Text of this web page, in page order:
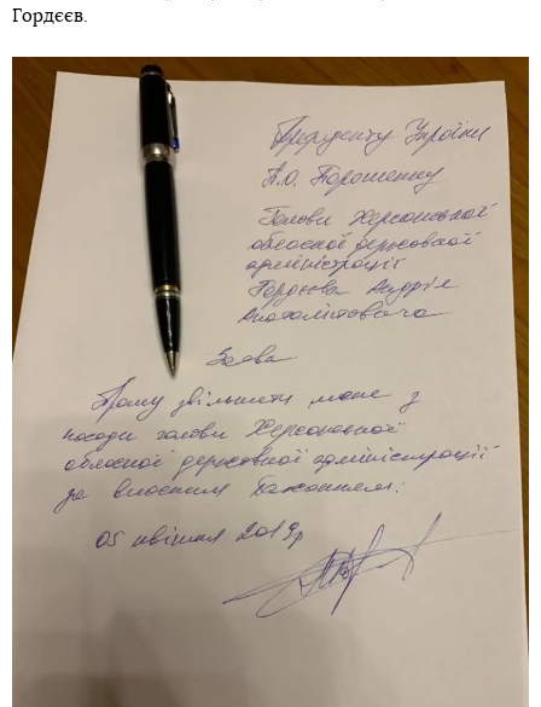
Гордєєв.